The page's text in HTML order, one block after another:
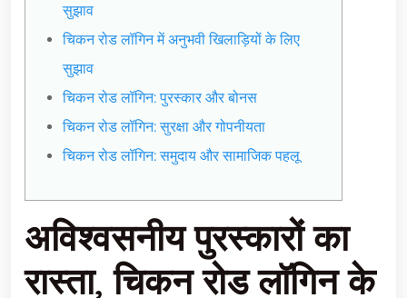
सुझाव
चिकन रोड लॉगिन में अनुभवी खिलाड़ियों के लिए
सुझाव
चिकन रोड लॉगिन: पुरस्कार और बोनस
चिकन रोड लॉगिन: सुरक्षा और गोपनीयता
चिकन रोड लॉगिन: समुदाय और सामाजिक पहलू
अविश्वसनीय पुरस्कारों का
रास्ता, चिकन रोड लॉगिन के